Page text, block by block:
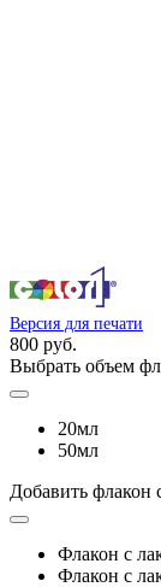
Версия для печати
800 руб.
Выбрать объем
20мл
50мл
Добавить флакон
Флакон с
Флакон с